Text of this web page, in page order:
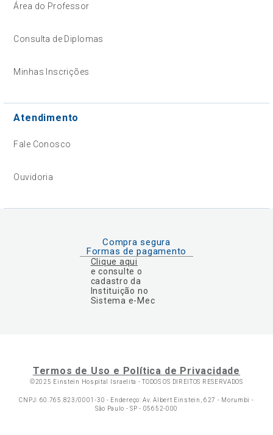
Área do Professor
Consulta de Diplomas
Minhas Inscrições
Atendimento
Fale Conosco
Ouvidoria
Compra segura
Formas de pagamento
Clique aqui
e consulte o
cadastro da
Instituição no
Sistema e-Mec
Termos de Uso e Política de Privacidade
©2025 Einstein Hospital Israelita -TODOS OS DIREITOS RESERVADOS
CNPJ: 60.765.823/0001-30 - Endereço: Av. Albert Einstein, 627 - Morumbi -
São Paulo - SP - 05652-000